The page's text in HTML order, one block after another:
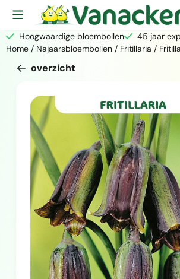
Cookievoorkeuren zijn momenteel
Hoogwaardige bloembollen 45 jaar
Home / Najaarsbloembollen / Fritillaria /
overzicht